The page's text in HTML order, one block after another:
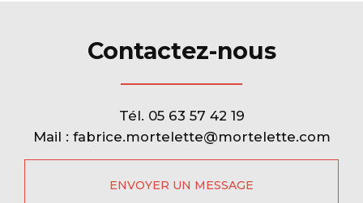
Contactez-nous
Tél. 05 63 57 42 19
Mail : fabrice.mortelette@mortelette.com
ENVOYER UN MESSAGE